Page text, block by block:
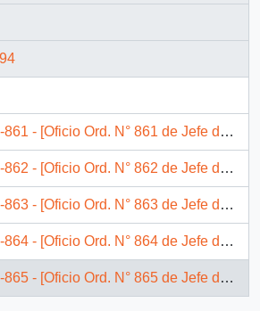
[Oficio Ord. N° 861 de Jefe de Gabinete Presidencial, remite copia de carta que se indica]
[Oficio Ord. N° 862 de Jefe de Gabinete Presidencial, remite copia de carta que se indica]
[Oficio Ord. N° 863 de Jefe de Gabinete Presidencial, remite copia de carta que se indica]
[Oficio Ord. N° 864 de Jefe de Gabinete Presidencial, remite copia de carta que se indica]
[Oficio Ord. N° 865 de Jefe de Gabinete Presidencial, remite copia de carta que se indica]